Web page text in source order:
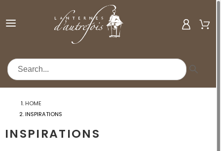
HOME
INSPIRATIONS
INSPIRATIONS